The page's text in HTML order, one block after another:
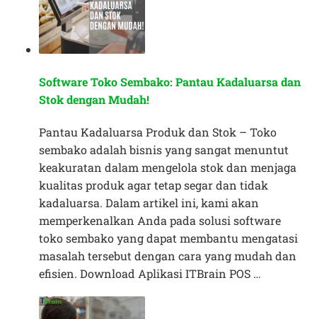
Software Toko Sembako: Pantau Kadaluarsa dan
Stok dengan Mudah!
Pantau Kadaluarsa Produk dan Stok – Toko
sembako adalah bisnis yang sangat menuntut
keakuratan dalam mengelola stok dan menjaga
kualitas produk agar tetap segar dan tidak
kadaluarsa. Dalam artikel ini, kami akan
memperkenalkan Anda pada solusi software
toko sembako yang dapat membantu mengatasi
masalah tersebut dengan cara yang mudah dan
efisien. Download Aplikasi ITBrain POS …